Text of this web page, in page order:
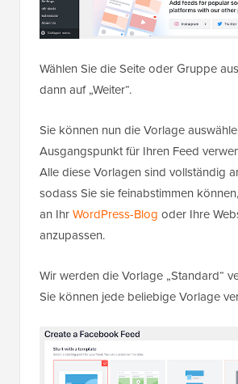
Wählen Sie die Seite oder Gruppe
dann auf „Weiter“.
Sie können nun die Vorlage
Ausgangspunkt für Ihren Feed
Alle diese Vorlagen sind vollständig
sodass Sie sie feinabstimmen
an IhrWordPress-Blog oder Ihre
anzupassen.
Wir werden die Vorlage „Standard“
Sie können jede beliebige Vorlage